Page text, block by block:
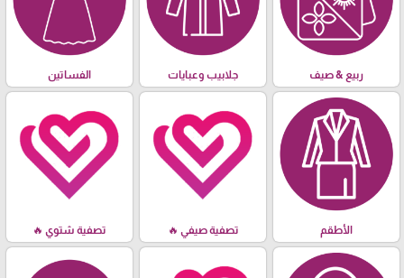
ربيع & صيف جلابيب وعبايات الفساتين
الأطقم تصفية صيفي 🔥 تصفية شتوي 🔥